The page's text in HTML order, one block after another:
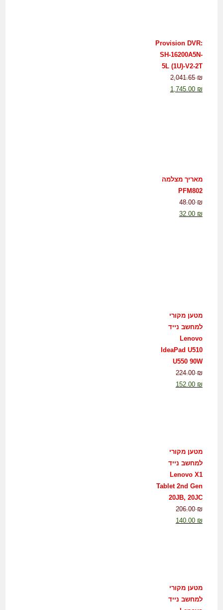
Provision DVR:
SH-16200A5N-
5L (1U)-V2-2T
2,041.65₪
1,745.00 ₪
מאריך מצלמה
PFM802
48.00₪
32.00 ₪
מטען מקורי
למחשב נייד
Lenovo
IdeaPad U510
U550 90W
224.00₪
152.00 ₪
מטען מקורי
למחשב נייד
Lenovo X1
Tablet 2nd Gen
20JB, 20JC
206.00₪
140.00 ₪
מטען מקורי
למחשב נייד